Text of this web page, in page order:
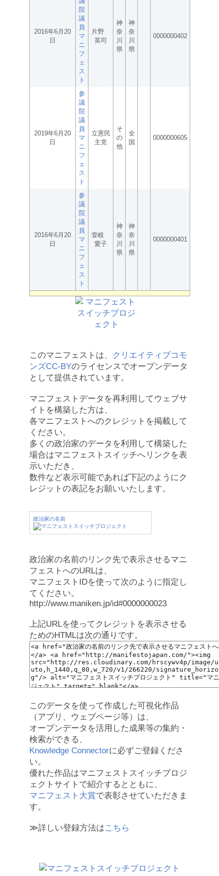
2016年6月20
日
院
議
員
マ
ニ
フ
ェ
ス
ト
片野
英司
神
奈
川
県
神
奈
川
県
0000000402
2019年6月20
日
参
議
院
議
員
マ
ニ
フ
ェ
ス
ト
立憲民
主党
そ
の
他
全
国
0000000605
2016年6月20
日
参
議
院
議
員
マ
ニ
フ
ェ
ス
ト
壹岐
愛子
神
奈
川
県
神
奈
川
県
0000000401
このマニフェストは、
クリエイティブコモ
ンズCC-BYのライセンスでオープンデータ
として提供されています。
マニフェストデータを再利用してウェブサ
イトを構築した方は、
各マニフェストへのクレジットを掲載して
ください。
多くの政治家のデータを利用して構築した
場合はマニフェストスイッチへリンクを表
示いただき、
数件など表示可能であれば下記のようにク
レジットの表記をお願いいたします。
政治家の名前
政治家の名前のリンク先で表示させるマニ
フェストへのURLは、
マニフェストIDを使って次のように指定し
てください。
http://www.maniken.jp/id#0000000023
上記URLを使ってクレジットを表示させる
ためのHTMLは次の通りです。
このデータを使って作成した可視化作品
（アプリ、ウェブページ等）は、
オープンデータを活用した成果等の集約・
検索ができる、
Knowledge Connectorに必ずご登録くださ
い。
優れた作品はマニフェストスイッチプロジ
ェクトサイトで紹介するとともに、
マニフェスト大賞で表彰させていただきま
す。
≫詳しい登録方法はこちら